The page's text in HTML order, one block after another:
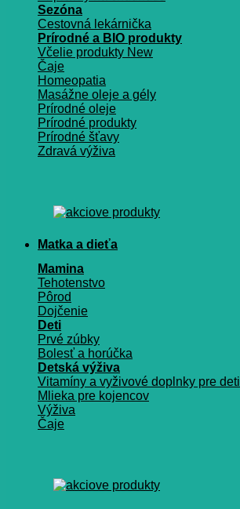
Sezóna
Cestovná lekárnička
Prírodné a BIO produkty
Včelie produkty
Čaje
Homeopatia
Masážne oleje a gély
Prírodné oleje
Prírodné produkty
Prírodné šťavy
Zdravá výživa
Matka a dieťa
Mamina
Tehotenstvo
Pôrod
Dojčenie
Deti
Prvé zúbky
Bolesť a horúčka
Detská výživa
Vitamíny a vyživové doplnky pre deti
Mlieka pre kojencov
Výživa
Čaje